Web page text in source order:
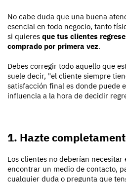
No cabe duda que una buena
esencial en todo negocio, tanto
si quieres que tus clientes
comprado por primera vez.
Debes corregir todo aquello que
suele decir, "el cliente siempre
satisfacción final es donde puede
influencia a la hora de decidir
1. Hazte
Los clientes no deberían necesitar
encontrar un medio de contacto,
cualquier duda o pregunta que